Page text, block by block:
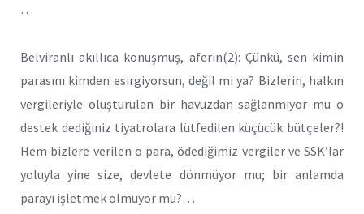
…
Belviranlı akıllıca konuşmuş, aferin(2): Çünkü, sen kimin
parasını kimden esirgiyorsun, değil mi ya? Bizlerin, halkın
vergileriyle oluşturulan bir havuzdan sağlanmıyor mu o
destek dediğiniz tiyatrolara lütfedilen küçücük bütçeler?!
Hem bizlere verilen o para, ödediğimiz vergiler ve SSK’lar
yoluyla yine size, devlete dönmüyor mu; bir anlamda
parayı işletmek olmuyor mu?…